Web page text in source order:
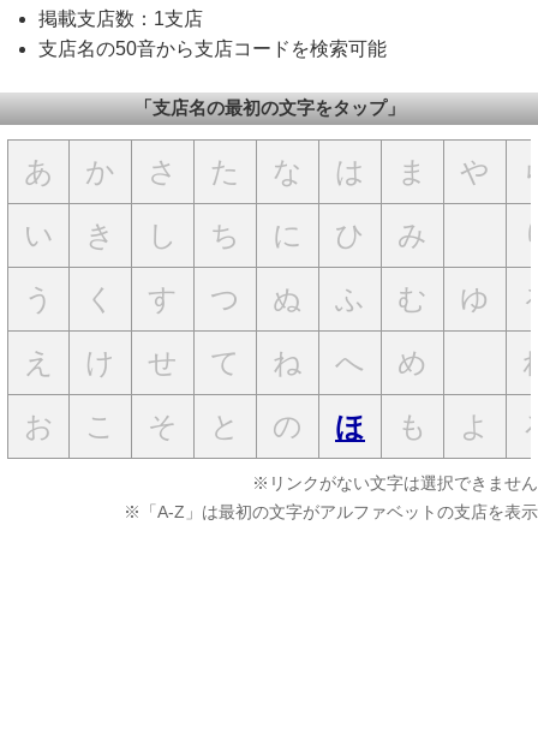
掲載支店数：1支店
支店名の50音から支店コードを検索可能
「支店名の最初の文字をタップ」
あ か さ た な は ま や
い
き し ち に ひ み
う
く す つ ぬ ふ む ゆ
え
け せ て ね へ め
お
こ そ と の ほ も よ
※リンクがない文字は選択できません
※「A-Z」は最初の文字がアルファベットの支店を表示